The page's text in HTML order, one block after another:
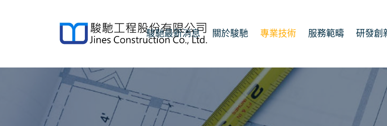
駿馳最新消息 關於駿馳 專業技術 服務範疇 研發創